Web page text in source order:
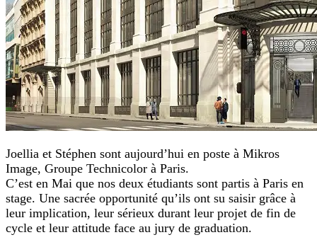
Joellia et Stéphen sont aujourd’hui en poste à Mikros
Image, Groupe Technicolor à Paris.
C’est en Mai que nos deux étudiants sont partis à Paris en
stage. Une sacrée opportunité qu’ils ont su saisir grâce à
leur implication, leur sérieux durant leur projet de fin de
cycle et leur attitude face au jury de graduation.